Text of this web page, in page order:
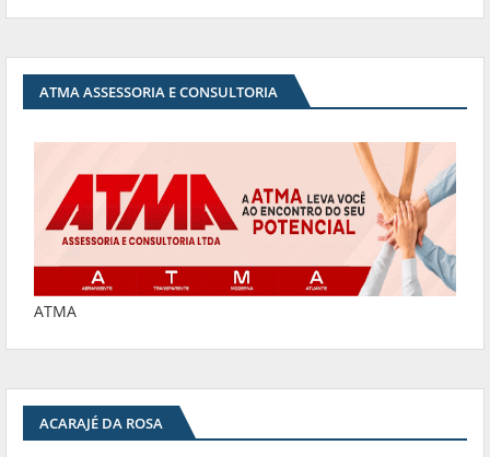
ATMA ASSESSORIA E CONSULTORIA
ATMA
ACARAJÉ DA ROSA